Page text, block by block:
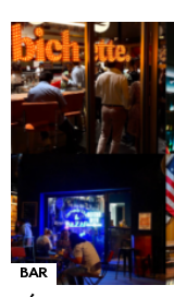
BAR